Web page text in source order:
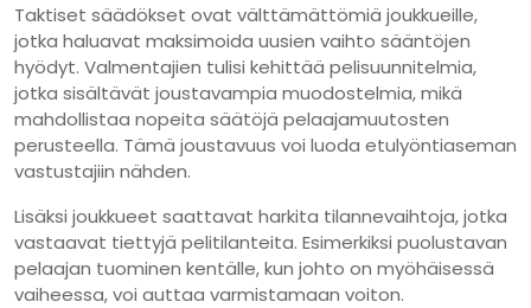
Taktiset säädökset ovat välttämättömiä joukkueille,
jotka haluavat maksimoida uusien vaihto sääntöjen
hyödyt. Valmentajien tulisi kehittää pelisuunnitelmia,
jotka sisältävät joustavampia muodostelmia, mikä
mahdollistaa nopeita säätöjä pelaajamuutosten
perusteella. Tämä joustavuus voi luoda etulyöntiaseman
vastustajiin nähden.
Lisäksi joukkueet saattavat harkita tilannevaihtoja, jotka
vastaavat tiettyjä pelitilanteita. Esimerkiksi puolustavan
pelaajan tuominen kentälle, kun johto on myöhäisessä
vaiheessa, voi auttaa varmistamaan voiton.